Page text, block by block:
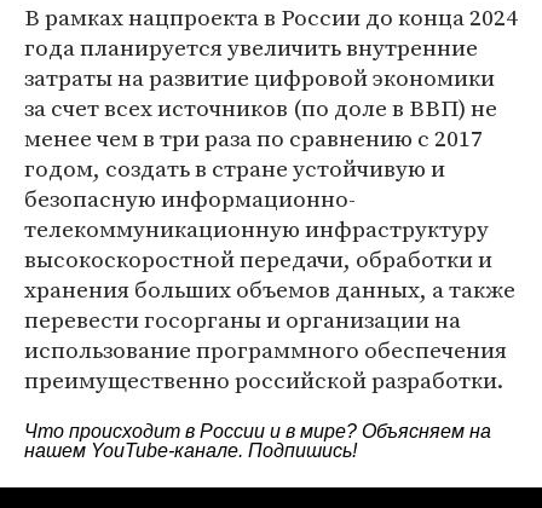
В рамках нацпроекта в России до конца 2024
года планируется увеличить внутренние
затраты на развитие цифровой экономики
за счет всех источников (по доле в ВВП) не
менее чем в три раза по сравнению с 2017
годом, создать в стране устойчивую и
безопасную информационно-
телекоммуникационную инфраструктуру
высокоскоростной передачи, обработки и
хранения больших объемов данных, а также
перевести госорганы и организации на
использование программного обеспечения
преимущественно российской разработки.
Что происходит в России и в мире? Объясняем на
нашем YouTube-канале. Подпишись!